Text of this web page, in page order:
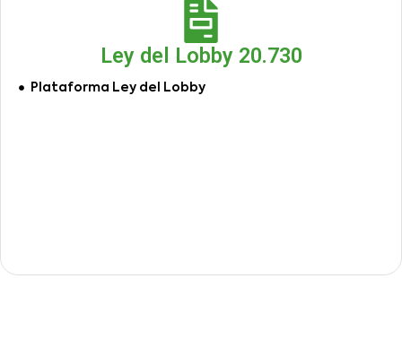
Ley del Lobby 20.730
Plataforma Ley del Lobby